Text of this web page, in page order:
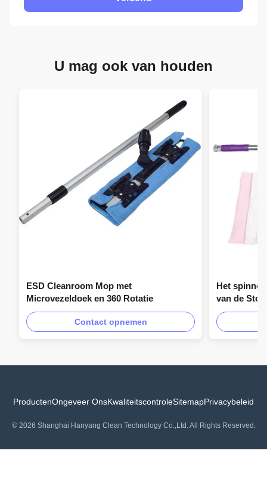
U mag ook van houden
ESD Cleanroom Mop met
Microvezeldoek en 360 Rotatie
Contact opnemen
Het
van de
Industriële
ProductenOngeveer OnsKwaliteitscontroleSitemapPrivacybeleid
© 2026 Shanghai Hanyang Clean Technology Co.,Ltd. All Rights Reserved.